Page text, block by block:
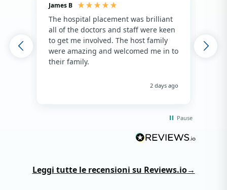
James B
The hospital placement was brilliant
all of the doctors and staff were keen
to get me involved. The host family
were amazing and welcomed me in to
their family.
2 days ago
Pause
Leggi tutte le recensioni su Reviews.io→